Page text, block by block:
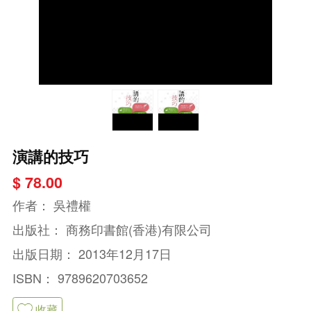
演講的技巧
$ 78.00
作者： 吳禮權
出版社： 商務印書館(香港)有限公司
出版日期： 2013年12月17日
ISBN： 9789620703652